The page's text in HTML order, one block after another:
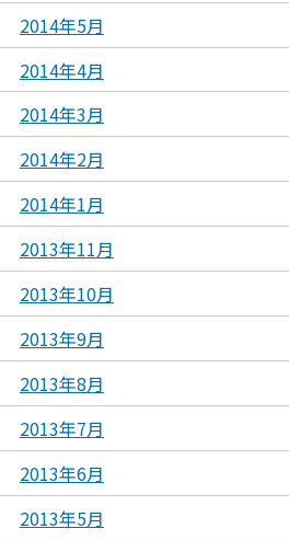
2014年5月
2014年4月
2014年3月
2014年2月
2014年1月
2013年11月
2013年10月
2013年9月
2013年8月
2013年7月
2013年6月
2013年5月